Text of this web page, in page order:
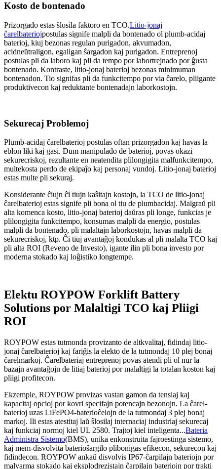
Kosto de bontenado
Prizorgado estas ŝlosila faktoro en TCO.Litio-jonaj
ĉarelbateriojpostulas signife malpli da bontenado ol plumb-acidaj
baterioj, kiuj bezonas regulan purigadon, akvumadon,
acidneŭtraligon, egaligan ŝargadon kaj purigadon. Entreprenoj
postulas pli da laboro kaj pli da tempo por labortrejnado por ĝusta
bontenado. Kontraste, litio-jonaj baterioj bezonas minimuman
bontenadon. Tio signifas pli da funkcitempo por via ĉarelo, pliigante
produktivecon kaj reduktante bontenadajn laborkostojn.
Sekurecaj Problemoj
Plumb-acidaj ĉarelbaterioj postulas oftan prizorgadon kaj havas la
eblon liki kaj gasi. Dum manipulado de baterioj, povas okazi
sekurecriskoj, rezultante en neatendita plilongigita malfunkcitempo,
multekosta perdo de ekipaĵo kaj personaj vundoj. Litio-jonaj baterioj
estas multe pli sekuraj.
Konsiderante ĉiujn ĉi tiujn kaŝitajn kostojn, la TCO de litio-jonaj
ĉarelbaterioj estas signife pli bona ol tiu de plumbacidaj. Malgraŭ pli
alta komenca kosto, litio-jonaj baterioj daŭras pli longe, funkcias je
plilongigita funkcitempo, konsumas malpli da energio, postulas
malpli da bontenado, pli malaltajn laborkostojn, havas malpli da
sekurecriskoj, ktp. Ĉi tiuj avantaĝoj kondukas al pli malalta TCO kaj
pli alta ROI (Reveno de Investo), igante ilin pli bona investo por
moderna stokado kaj loĝistiko longtempe.
Elektu ROYPOW Forklift Battery
Solutions por Malaltigi TCO kaj Pliigi
ROI
ROYPOW estas tutmonda provizanto de altkvalitaj, fidindaj litio-
jonaj ĉarelbaterioj kaj fariĝis la elekto de la tutmondaj 10 plej bonaj
ĉarelmarkoj. Ĉarelbateriaj entreprenoj povas atendi pli ol nur la
bazajn avantaĝojn de litiaj baterioj por malaltigi la totalan koston kaj
pliigi profitecon.
Ekzemple, ROYPOW provizas vastan gamon da tensiaj kaj
kapacitaj opcioj por kovri specifajn potencajn bezonojn. La ĉarel-
baterioj uzas LiFePO4-baterioĉelojn de la tutmondaj 3 plej bonaj
markoj. Ili estas atestitaj laŭ ŝlosilaj internaciaj industriaj sekurecaj
kaj funkciaj normoj kiel UL 2580. Trajtoj kiel inteligenta...Bateria
Administra Sistemo(BMS), unika enkonstruita fajroestinga sistemo,
kaj mem-disvolvita baterioŝargilo plibonigas efikecon, sekurecon kaj
fidindecon. ROYPOW ankaŭ disvolvis IP67-ĉarpilajn bateriojn por
malvarma stokado kaj eksplodrezistajn ĉarpilajn bateriojn por trakti